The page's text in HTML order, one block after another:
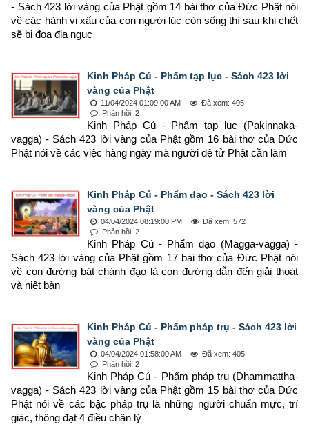
- Sách 423 lời vàng của Phật gồm 14 bài thơ của Đức Phật nói
về các hành vi xấu của con người lúc còn sống thì sau khi chết
sẽ bị đọa địa ngục
Kinh Pháp Cú - Phẩm tạp lục - Sách 423 lời
vàng của Phật
11/04/2024 01:09:00 AM
Đã xem: 405
Phản hồi: 2
Kinh Pháp Cú - Phẩm tạp lục (Pakiṇṇaka-
vagga) - Sách 423 lời vàng của Phật gồm 16 bài thơ của Đức
Phật nói về các việc hàng ngày mà người đệ tử Phật cần làm
Kinh Pháp Cú - Phẩm đạo - Sách 423 lời
vàng của Phật
04/04/2024 08:19:00 PM
Đã xem: 572
Phản hồi: 2
Kinh Pháp Cú - Phẩm đạo (Magga-vagga) -
Sách 423 lời vàng của Phật gồm 17 bài thơ của Đức Phật nói
về con đường bát chánh đạo là con đường dẫn đến giải thoát
và niết bàn
Kinh Pháp Cú - Phẩm pháp trụ - Sách 423 lời
vàng của Phật
04/04/2024 01:58:00 AM
Đã xem: 405
Phản hồi: 2
Kinh Pháp Cú - Phẩm pháp trụ (Dhammaṭṭha-
vagga) - Sách 423 lời vàng của Phật gồm 15 bài thơ của Đức
Phật nói về các bậc pháp trụ là những người chuẩn mực, trí
giác, thông đạt 4 điều chân lý